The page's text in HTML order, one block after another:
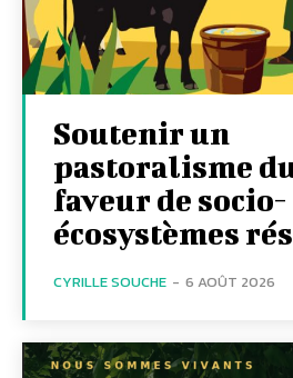
Soutenir un
pastoralisme
faveur de socio-
écosystèmes
CYRILLE SOUCHE - 6 AOÛT 2026